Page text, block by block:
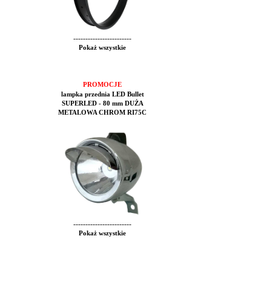
------------------------
Pokaż wszystkie
PROMOCJE
lampka przednia LED Bullet
SUPERLED - 80 mm DUŻA
METALOWA CHROM RI75C
------------------------
Pokaż wszystkie